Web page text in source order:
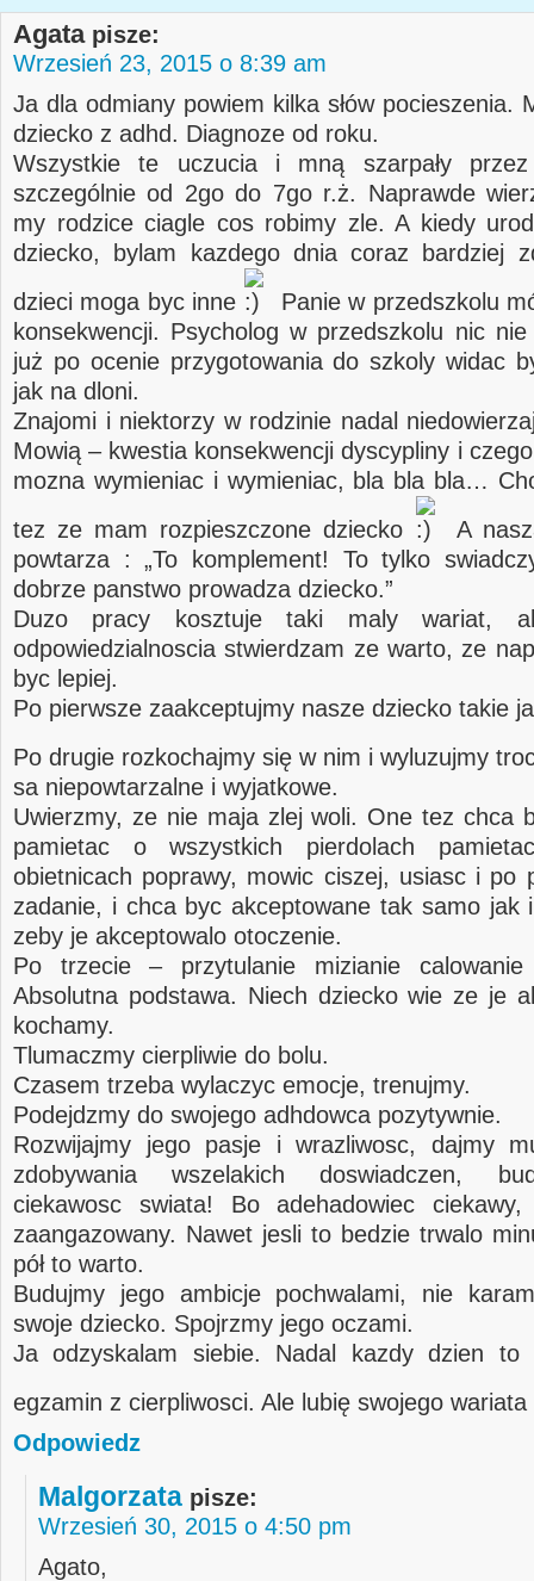
Agata pisze:
Wrzesień 23, 2015 o 8:39 am
Ja dla odmiany powiem kilka słów pocieszenia.
dziecko z adhd. Diagnoze od roku.
Wszystkie te uczucia i mną szarpały
szczególnie od 2go do 7go r.ż. Naprawde
my rodzice ciagle cos robimy zle. A kiedy
dziecko, bylam kazdego dnia coraz bardziej
dzieci moga byc inne
Panie w przedszkolu
konsekwencji. Psycholog w przedszkolu nic nie
już po ocenie przygotowania do szkoly widac
jak na dloni.
Znajomi i niektorzy w rodzinie nadal
Mowią – kwestia konsekwencji dyscypliny i
mozna wymieniac i wymieniac, bla bla bla…
tez ze mam rozpieszczone dziecko
A
powtarza : „To komplement! To tylko
dobrze panstwo prowadza dziecko.”
Duzo pracy kosztuje taki maly wariat,
odpowiedzialnoscia stwierdzam ze warto, ze
byc lepiej.
Po pierwsze zaakceptujmy nasze dziecko takie
Po drugie rozkochajmy się w nim i wyluzujmy
sa niepowtarzalne i wyjatkowe.
Uwierzmy, ze nie maja zlej woli. One tez chca
pamietac o wszystkich pierdolach
obietnicach poprawy, mowic ciszej, usiasc i po
zadanie, i chca byc akceptowane tak samo jak
zeby je akceptowalo otoczenie.
Po trzecie – przytulanie mizianie
Absolutna podstawa. Niech dziecko wie ze je
kochamy.
Tlumaczmy cierpliwie do bolu.
Czasem trzeba wylaczyc emocje, trenujmy.
Podejdzmy do swojego adhdowca pozytywnie.
Rozwijajmy jego pasje i wrazliwosc, dajmy
zdobywania wszelakich doswiadczen,
ciekawosc swiata! Bo adehadowiec
zaangazowany. Nawet jesli to bedzie trwalo
pół to warto.
Budujmy jego ambicje pochwalami, nie
swoje dziecko. Spojrzmy jego oczami.
Ja odzyskalam siebie. Nadal kazdy dzien
egzamin z cierpliwosci. Ale lubię swojego wariata
Odpowiedz
Malgorzata pisze:
Wrzesień 30, 2015 o 4:50 pm
Agato,